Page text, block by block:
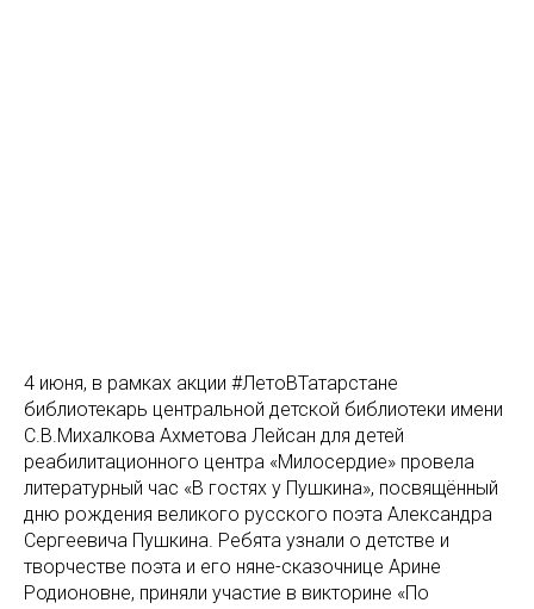
4 июня, в рамках акции #ЛетоВТатарстане
библиотекарь центральной детской библиотеки имени
С.В.Михалкова Ахметова Лейсан для детей
реабилитационного центра «Милосердие» провела
литературный час «В гостях у Пушкина», посвящённый
дню рождения великого русского поэта Александра
Сергеевича Пушкина. Ребята узнали о детстве и
творчестве поэта и его няне-сказочнице Арине
Родионовне, приняли участие в викторине «По